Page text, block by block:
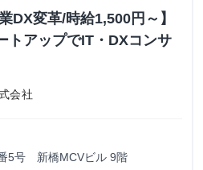
DX変革/時給1,500円～】
トアップでIT・DXコンサ
会社
5号 新橋MCVビル 9階